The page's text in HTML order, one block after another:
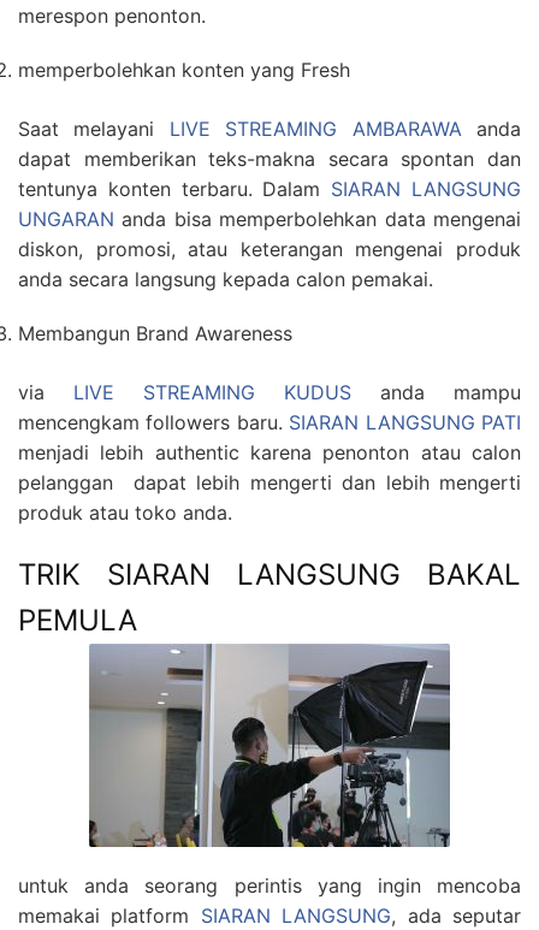
merespon penonton.
memperbolehkan konten yang Fresh
Saat melayani LIVE STREAMING AMBARAWAanda
dapat memberikan teks-makna secara spontan dan
tentunya konten terbaru. Dalam SIARAN LANGSUNG
UNGARAN anda bisa memperbolehkan data mengenai
diskon, promosi, atau keterangan mengenai produk
anda secara langsung kepada calon pemakai.
Membangun Brand Awareness
via LIVE STREAMING KUDUS anda mampu
mencengkam followers baru. SIARAN LANGSUNG PATI
menjadi lebih authentic karena penonton atau calon
pelanggan dapat lebih mengerti dan lebih mengerti
produk atau toko anda.
TRIK SIARAN LANGSUNG BAKAL
PEMULA
untuk anda seorang perintis yang ingin mencoba
memakai platform SIARAN LANGSUNG, ada seputar